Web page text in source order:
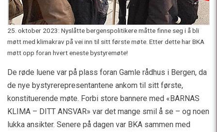
25. oktober 2023: Nyslåtte bergenspolitikere måtte finne seg i å bli
møtt med klimakrav på vei inn til sitt første møte. Etter dette har BKA
møtt opp foran hvert eneste bystyremøte!
De røde luene var på plass foran Gamle rådhus i Bergen, da
de nye bystyrerepresentantene ankom til sitt første,
konstituerende møte. Forbi store bannere med «BARNAS
KLIMA – DITT ANSVAR» var det mange smil å se – og noen
lukka ansikter. Senere på dagen var BKA sammen med